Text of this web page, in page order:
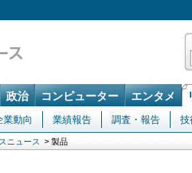
政治 コンピューター エンタメ
業動向 業績報告 調査・報告 技
ニュース > 製品